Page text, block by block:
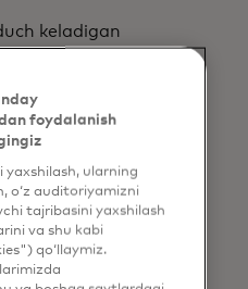
keladigan
"Bu
Red Rooster
Markus
tanlilarga
ravishda
qayta qurish
men
berishda
foydalanish
yaxshilash, ularning
o‘z auditoriyamizni
tajribasini yaxshilash
va shu kabi
qo‘llaymiz.